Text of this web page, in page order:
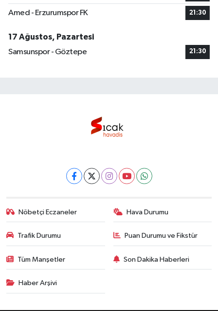
Amed - Erzurumspor FK 21:30
17 Ağustos, Pazartesi
Samsunspor - Göztepe
21:30
Nöbetçi Eczaneler Hava Durumu
Trafik Durumu Puan Durumu ve Fikstür
Tüm Manşetler Son Dakika Haberleri
Haber Arşivi